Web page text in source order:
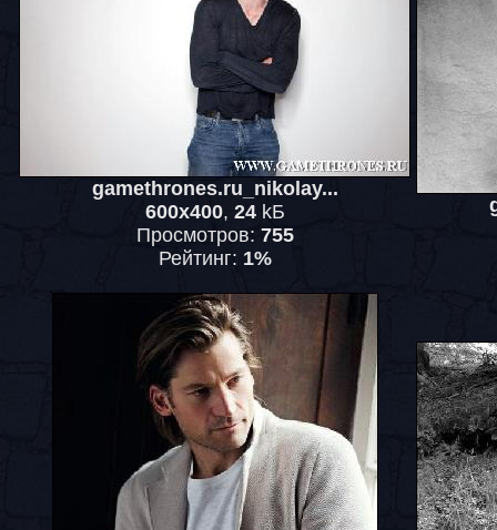
gamethrones.ru_nikolay...
600x400, 24kБ
Просмотров: 755
Рейтинг: 1%